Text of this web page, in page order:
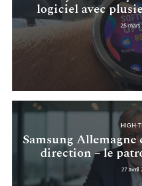
logiciel avec
25 mars
HIGH-
Samsung Allemagne
direction – le
27 avril